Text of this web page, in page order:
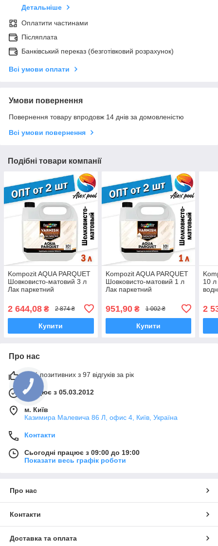
Детальніше
Оплатити частинами
Післяплата
Банківський переказ (безготівковий розрахунок)
Всі умови оплати
Умови повернення
Повернення товару впродовж 14 днів за домовленістю
Всі умови повернення
Подібні товари компанії
Kompozit AQUA PARQUET
Шовковисто-матовий 3 л
Лак паркетний
високоякісний
однокомпонентний
2 644,08 ₴ 2 874 ₴
Купити
Kompozit AQUA PARQUET
Шовковисто-матовий 1 л
Лак паркетний
основі без запаху
951,90₴ 1 002 ₴
Купити
10
2
Про нас
98% позитивних з 97 відгуків за рік
Працює з 05.03.2012
м. Київ
Казимира Малевича 86 Л, офис 4, Київ, Україна
Контакти
Сьогодні працює з 09:00 до 19:00
Показати весь графік роботи
Про нас
Контакти
Доставка та оплата